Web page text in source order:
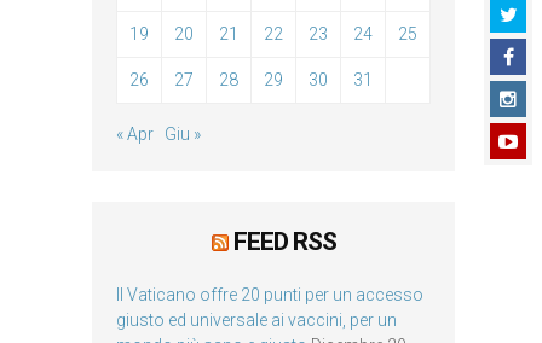
19 20 21 22 23 24 25
26 27 28 29 30 31
« Apr Giu »
FEED RSS
Il Vaticano offre 20 punti per un accesso
giusto ed universale ai vaccini, per un